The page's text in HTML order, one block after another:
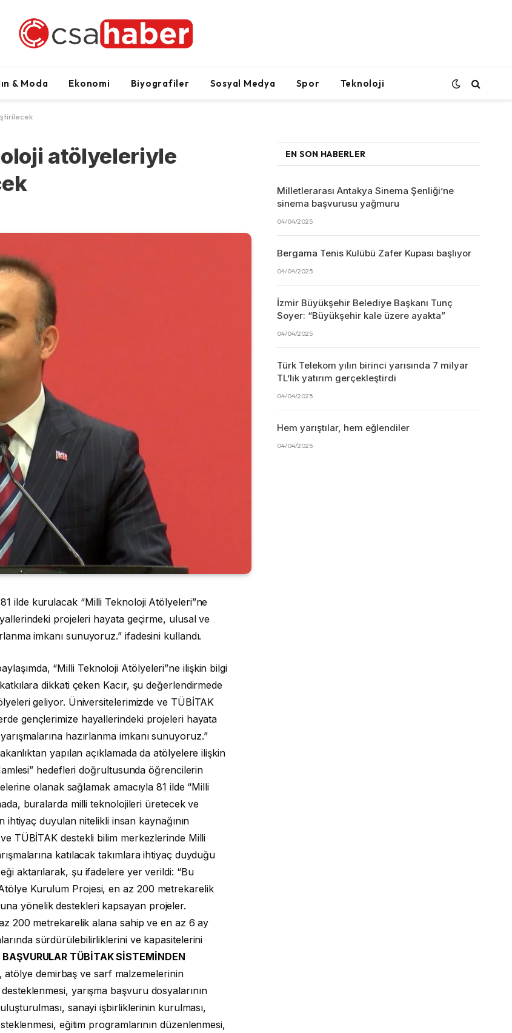
& Moda Ekonomi Biyografiler Sosyal Medya Spor Teknoloji
atölyeleriyle
ilde kurulacak “Milli Teknoloji Atölyeleri”ne
projeleri hayata geçirme, ulusal ve
imkanı sunuyoruz.” ifadesini kullandı.
“Milli Teknoloji Atölyeleri”ne ilişkin bilgi
dikkati çeken Kacır, şu değerlendirmede
geliyor. Üniversitelerimizde ve TÜBİTAK
gençlerimize hayallerindeki projeleri hayata
hazırlanma imkanı sunuyoruz.”
yapılan açıklamada da atölyelere ilişkin
hedefleri doğrultusunda öğrencilerin
olanak sağlamak amacıyla 81 ilde “Milli
buralarda milli teknolojileri üretecek ve
duyulan nitelikli insan kaynağının
TÜBİTAK destekli bilim merkezlerinde Milli
katılacak takımlara ihtiyaç duyduğu
aktarılarak, şu ifadelere yer verildi: “Bu
Kurulum Projesi, en az 200 metrekarelik
yönelik destekleri kapsayan projeler.
200 metrekarelik alana sahip ve en az 6 ay
sürdürülebilirliklerini ve kapasitelerini
BAŞVURULAR TÜBİTAK SİSTEMİNDEN
atölye demirbaş ve sarf malzemelerinin
yarışma başvuru dosyalarının
sanayi işbirliklerinin kurulması,
eğitim programlarının düzenlenmesi,
EN SON HABERLER
Milletlerarası Antakya Sinema Şenliği’ne
sinema başvurusu yağmuru
04/04/2025
Bergama Tenis Kulübü Zafer Kupası başlıyor
04/04/2025
İzmir Büyükşehir Belediye Başkanı Tunç
Soyer: “Büyükşehir kale üzere ayakta”
04/04/2025
Türk Telekom yılın birinci yarısında 7 milyar
TL’lik yatırım gerçekleştirdi
04/04/2025
Hem yarıştılar, hem eğlendiler
04/04/2025